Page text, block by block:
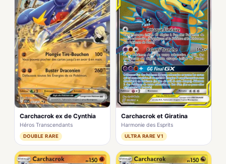
Carchacrok ex de Cynthia
Héros Transcendants
DOUBLE RARE
Carchacrok et Giratina
Harmonie des Esprits
ULTRA RARE V1